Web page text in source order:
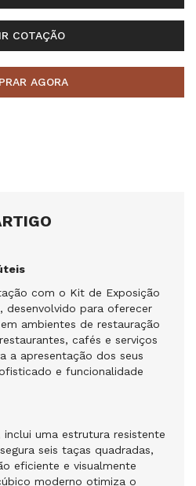
COTAÇÃO
AGORA
com o Kit de Exposição
desenvolvido para oferecer
ambientes de restauração
cafés e serviços
a apresentação dos seus
e funcionalidade
uma estrutura resistente
seis taças quadradas,
eficiente e visualmente
moderno otimiza o